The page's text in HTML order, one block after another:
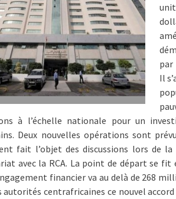
par
Il
à l’échelle nationale pour un
Deux nouvelles opérations sont
fait l’objet des discussions lors de
avec la RCA. La point de départ se fit
financier va au delà de 268
autorités centrafricaines ce nouvel